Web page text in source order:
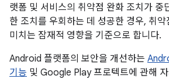
랫폼 및 서비스의 취약점 완화 조치가 중
한 조치를 우회하는 데 성공한 경우, 취약
미치는 잠재적 영향을 기준으로 합니다.
Android 플랫폼의 보안을 개선하는
기능 및 Google Play 프로텍트에 관해